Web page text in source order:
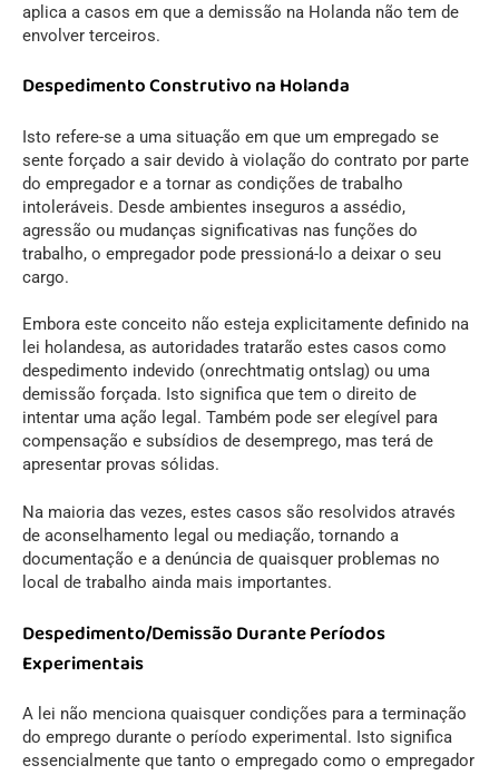
aplica a casos em que a demissão na Holanda não tem de
envolver terceiros.
Despedimento Construtivo na Holanda
Isto refere-se a uma situação em que um empregado se
sente forçado a sair devido à violação do contrato por parte
do empregador e a tornar as condições de trabalho
intoleráveis. Desde ambientes inseguros a assédio,
agressão ou mudanças significativas nas funções do
trabalho, o empregador pode pressioná-lo a deixar o seu
cargo.
Embora este conceito não esteja explicitamente definido na
lei holandesa, as autoridades tratarão estes casos como
despedimento indevido (onrechtmatig ontslag) ou uma
demissão forçada. Isto significa que tem o direito de
intentar uma ação legal. Também pode ser elegível para
compensação e subsídios de desemprego, mas terá de
apresentar provas sólidas.
Na maioria das vezes, estes casos são resolvidos através
de aconselhamento legal ou mediação, tornando a
documentação e a denúncia de quaisquer problemas no
local de trabalho ainda mais importantes.
Despedimento/Demissão Durante Períodos
Experimentais
A lei não menciona quaisquer condições para a terminação
do emprego durante o período experimental. Isto significa
essencialmente que tanto o empregado como o empregador